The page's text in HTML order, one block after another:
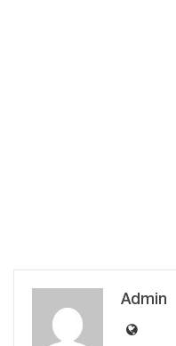
Admin